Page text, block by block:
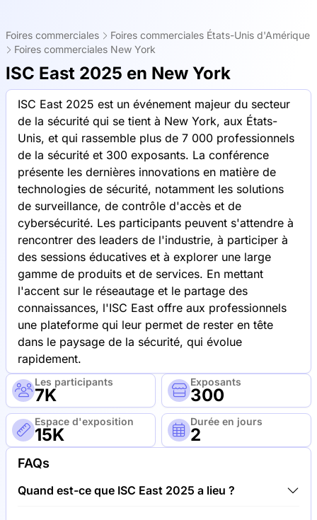
Foires commerciales
Foires commerciales États-Unis d'Amérique
Foires commerciales New York
ISC East 2025 en New York
ISC East 2025 est un événement majeur du secteur
de la sécurité qui se tient à New York, aux États-
Unis, et qui rassemble plus de 7 000 professionnels
de la sécurité et 300 exposants. La conférence
présente les dernières innovations en matière de
technologies de sécurité, notamment les solutions
de surveillance, de contrôle d'accès et de
cybersécurité. Les participants peuvent s'attendre à
rencontrer des leaders de l'industrie, à participer à
des sessions éducatives et à explorer une large
gamme de produits et de services. En mettant
l'accent sur le réseautage et le partage des
connaissances, l'ISC East offre aux professionnels
une plateforme qui leur permet de rester en tête
dans le paysage de la sécurité, qui évolue
rapidement.
Les participants
7K
Exposants
300
Espace d'exposition
15K
Durée en jours
2
FAQs
Quand est-ce que ISC East 2025 a lieu ?